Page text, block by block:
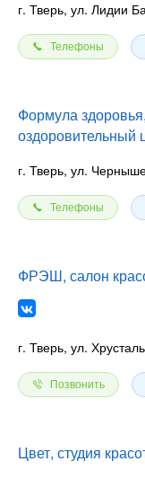
г. Тверь, ул. Лидии
Телефоны
Формула
г. Тверь, ул.
Телефоны
ФРЭШ, салон
г. Тверь, ул.
Позвонить
Цвет, студия